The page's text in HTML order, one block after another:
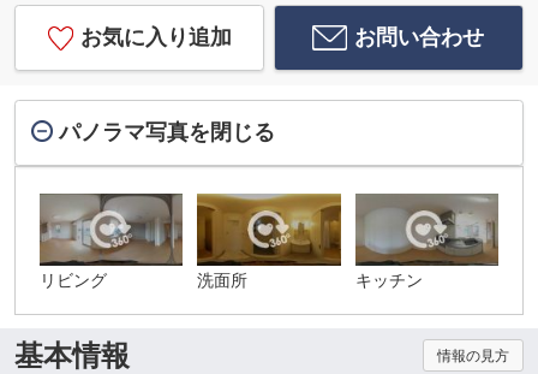
お気に入り追加 お問い合わせ
パノラマ写真を閉じる
リビング 洗面所 キッチン
基本情報 情報の見方